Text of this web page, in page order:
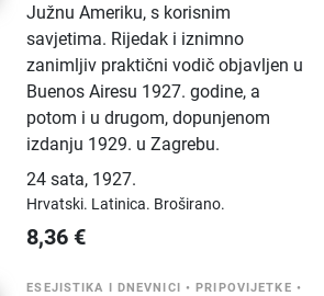
Južnu Ameriku, s korisnim
savjetima. Rijedak i iznimno
zanimljiv praktični vodič objavljen u
Buenos Airesu 1927. godine, a
potom i u drugom, dopunjenom
izdanju 1929. u Zagrebu.
24 sata, 1927.
Hrvatski. Latinica. Broširano.
8,36 €
ESEJISTIKA I DNEVNICI •PRIPOVIJETKE •